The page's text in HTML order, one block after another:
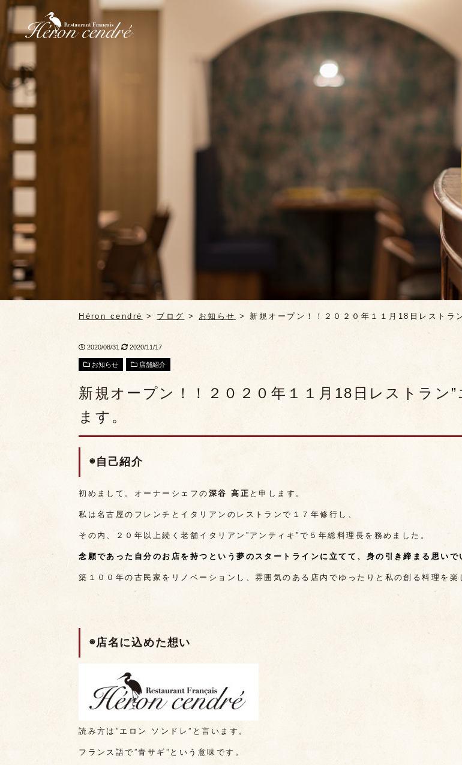
Héron cendré > ブログ > お知らせ > 新規オープン！！２０２０年１１月18日レストラ
2020/08/31 2020/11/17
お知らせ 店舗紹介
新規オープン！！２０２０年１１月18日レストラン
ます。
◉自己紹介
初めまして。オーナーシェフの 深谷 高正 と申します。
私は名古屋のフレンチとイタリアンのレストランで１７年修行し、
その内、２０年以上続く老舗イタリアン”アンティキ”で５年総料理長を務めました。
念願であった自分のお店を持つという夢のスタートラインに立てて、身の引き締まる思いで
築１００年の古民家をリノベーションし、雰囲気のある店内でゆったりと私の創る料理を
◉店名に込めた想い
読み方は”エロン ソンドレ”と言います。
フランス語で”青サギ”という意味です。